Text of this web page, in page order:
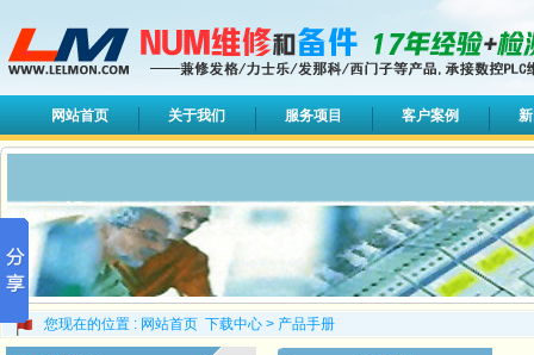
网站首页 关于我们 服务项目 客户案例
您现在的位置 : 网站首页 下载中心 > 产品手册